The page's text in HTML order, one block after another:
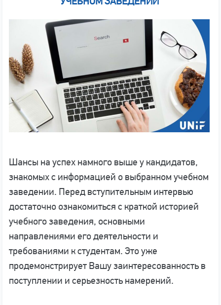
Шансы на успех намного выше у кандидатов,
знакомых с информацией о выбранном учебном
заведении. Перед вступительным интервью
достаточно ознакомиться с краткой историей
учебного заведения, основными
направлениями его деятельности и
требованиями к студентам. Это уже
продемонстрирует Вашу заинтересованность в
поступлении и серьезность намерений.